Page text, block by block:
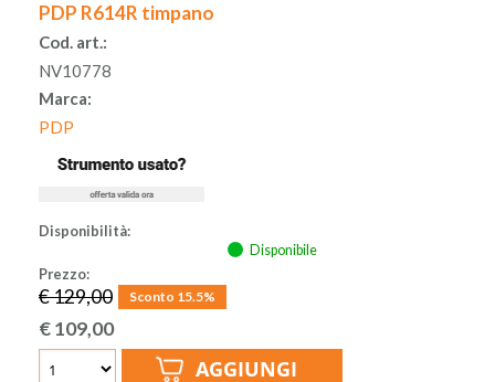
PDP R614R timpano
Cod. art.:
NV10778
Marca:
PDP
Disponibilità:
Disponibile
Prezzo:
€ 129,00 Sconto 15.5%
€109,00